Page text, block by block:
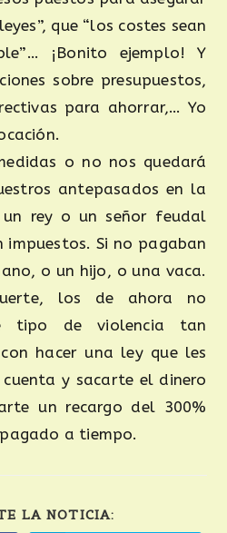
que “los costes sean
¡Bonito ejemplo! Y
sobre presupuestos,
para ahorrar,… Yo
o no nos quedará
antepasados en la
rey o un señor feudal
impuestos. Si no pagaban
o un hijo, o una vaca.
los de ahora no
tipo de violencia tan
hacer una ley que les
y sacarte el dinero
un recargo del 300%
a tiempo.
LA NOTICIA: